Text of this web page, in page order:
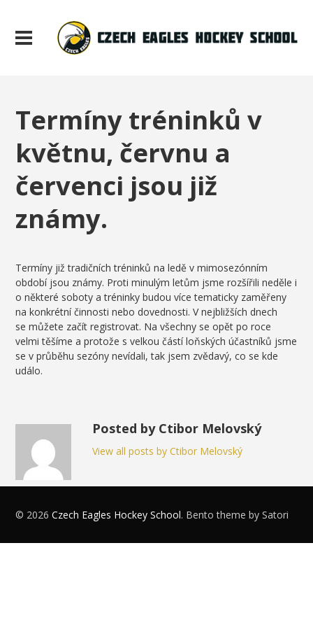
Termíny tréninků v
květnu, červnu a
červenci jsou již
známy.
Termíny již tradičních tréninků na ledě v mimosezónním
období jsou známy. Proti minulým letům jsme rozšířili neděle i
o některé soboty a tréninky budou více tematicky zaměřeny
na konkrétní činnosti nebo dovednosti. V nejbližších dnech
se můžete začít registrovat. Na všechny se opět po roce
velmi těšíme a protože s velkou částí loňských účastníků jsme
se v průběhu sezóny nevídali, tak jsem zvědavý, co se kde
událo.
Posted by Ctibor Melovský
View all posts by Ctibor Melovský
© 2026Czech Eagles Hockey School. Bento theme by Satori